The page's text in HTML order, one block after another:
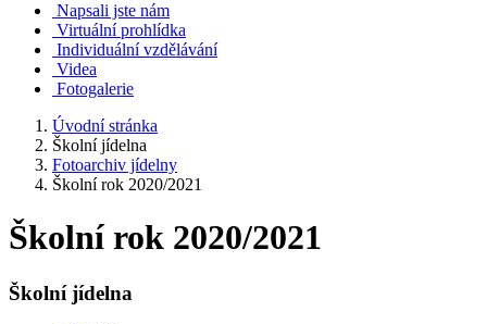
Napsali jste nám
Virtuální prohlídka
Individuální vzdělávání
Videa
Fotogalerie
Úvodní stránka
Školní jídelna
Fotoarchiv jídelny
Školní rok 2020/2021
Školní rok 2020/2021
Školní jídelna